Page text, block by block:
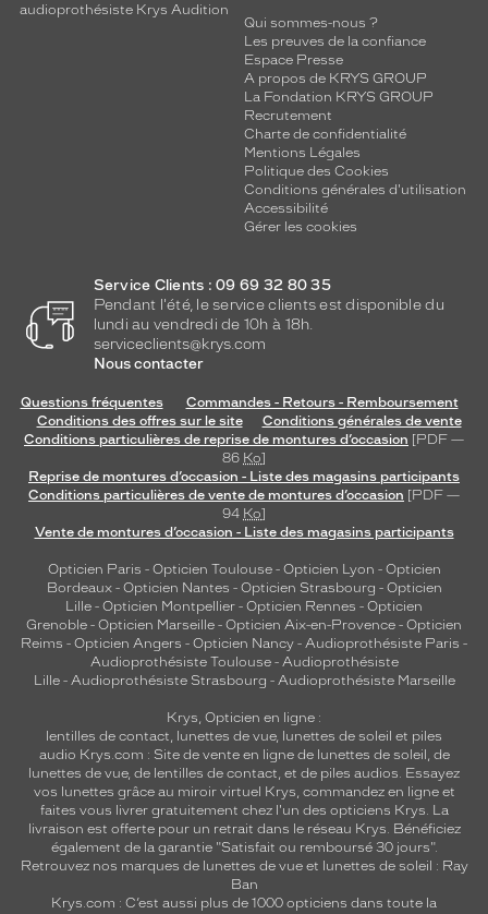
audioprothésiste Krys Audition
Qui sommes-nous ?
Les preuves de la confiance
Espace Presse
A propos de KRYS GROUP
La Fondation KRYS GROUP
Recrutement
Charte de confidentialité
Mentions Légales
Politique des Cookies
Conditions générales d'utilisation
Accessibilité
Gérer les cookies
Service Clients : 09 69 32 80 35
Pendant l'été, le service clients est disponible du
lundi au vendredi de 10h à 18h.
serviceclients@krys.com
Nous contacter
Questions fréquentes
Commandes - Retours - Remboursement
Conditions des offres sur le site
Conditions générales de vente
Conditions particulières de reprise de montures d’occasion [PDF —
86 Ko]
Reprise de montures d’occasion - Liste des magasins participants
Conditions particulières de vente de montures d’occasion [PDF —
94 Ko]
Vente de montures d’occasion - Liste des magasins participants
Opticien Paris - Opticien Toulouse- Opticien Lyon - Opticien
Bordeaux- Opticien Nantes - Opticien Strasbourg - Opticien
Lille - Opticien Montpellier - Opticien Rennes - Opticien
Grenoble - Opticien Marseille - Opticien Aix-en-Provence - Opticien
Reims - Opticien Angers - Opticien Nancy - Audioprothésiste Paris -
Audioprothésiste Toulouse- Audioprothésiste
Lille- Audioprothésiste Strasbourg - Audioprothésiste Marseille
Krys, Opticien en ligne :
lentilles de contact, lunettes de vue, lunettes de soleil et piles
audio Krys.com : Site de vente en ligne de lunettes de soleil, de
lunettes de vue, de lentilles de contact, et de piles audios. Essayez
vos lunettes grâce au miroir virtuel Krys, commandez en ligne et
faites vous livrer gratuitement chez l'un des opticiens Krys. La
livraison est offerte pour un retrait dans le réseau Krys. Bénéficiez
également de la garantie "Satisfait ou remboursé 30 jours".
Retrouvez nos marques de lunettes de vue et lunettes de soleil : Ray
Ban
Krys.com : C’est aussi plus de 1000 opticiens dans toute la